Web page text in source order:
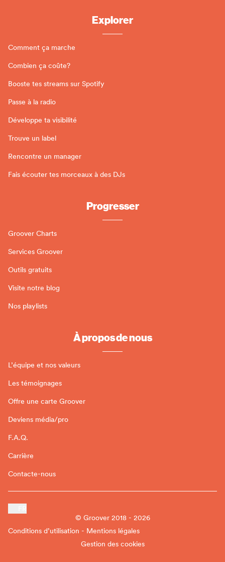
Explorer
Comment ça marche
Combien ça coûte?
Booste tes streams sur Spotify
Passe à la radio
Développe ta visibilité
Trouve un label
Rencontre un manager
Fais écouter tes morceaux à des DJs
Progresser
Groover Charts
Services Groover
Outils gratuits
Visite notre blog
Nos playlists
À propos de nous
L’équipe et nos valeurs
Les témoignages
Offre une carte Groover
Deviens média/pro
F.A.Q.
Carrière
Contacte-nous
© Groover 2018 - 2026
Conditions d’utilisation - Mentions légales
Gestion des cookies